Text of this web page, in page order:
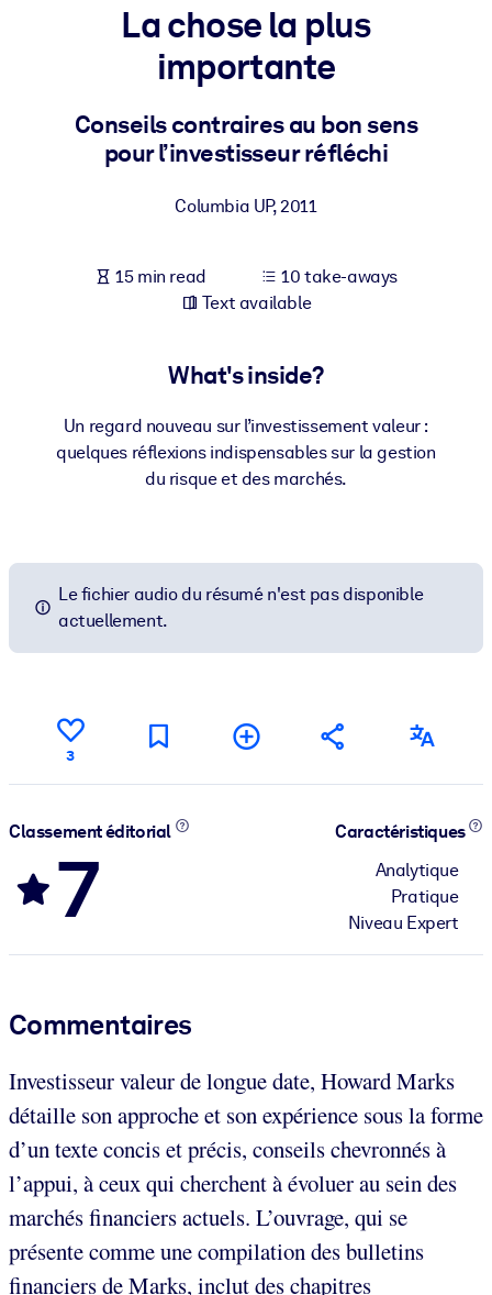
Bring bite-sized, verified knowledge into your LMS/LXP for
learning results.
Enrich your corporate library with trusted, ready-to-use business
For AI Systems
Fuel your AI systems with reliable, structured knowledge to
La chose la plus
importante
Conseils contraires au bon sens
pour l’investisseur réfléchi
Columbia UP,2011
15 min read
10 take-aways
Text available
What's inside?
Un regard nouveau sur l’investissement valeur :
quelques réflexions indispensables sur la gestion
du risque et des marchés.
Le fichier audio du résumé n'est pas disponible
actuellement.
3
Classement éditorial
7
Caractéristiques
Analytique
Pratique
Niveau Expert
Commentaires
Investisseur valeur de longue date, Howard Marks
détaille son approche et son expérience sous la forme
d’un texte concis et précis, conseils chevronnés à
l’appui, à ceux qui cherchent à évoluer au sein des
marchés financiers actuels. L’ouvrage, qui se
présente comme une compilation des bulletins
financiers de Marks, inclut des chapitres